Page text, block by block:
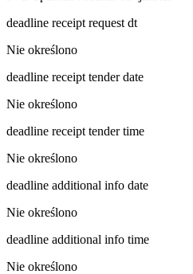
deadline receipt request dt
Nie określono
deadline receipt tender date
Nie określono
deadline receipt tender time
Nie określono
deadline additional info date
Nie określono
deadline additional info time
Nie określono